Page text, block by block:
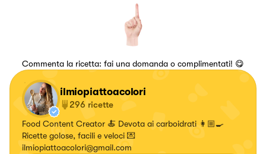
Commenta la ricetta: fai una domanda o complimentati! 😋
ilmiopiattoacolori
296 ricette
Food Content Creator 🍝 Devota ai carboidrati 👩🏼‍🍳
Ricette golose, facili e veloci 💌
ilmiopiattoacolori@gmail.com